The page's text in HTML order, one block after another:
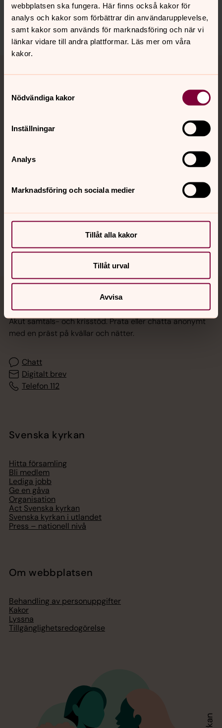
webbplatsen ska fungera. Här finns också kakor för
analys och kakor som förbättrar din användarupplevelse,
samt kakor som används för marknadsföring och när vi
länkar vidare till andra plattformar. Läs mer om våra
kakor.
Nödvändiga kakor
Inställningar
Analys
Marknadsföring och sociala medier
Tillåt alla kakor
Tillåt urval
Avvisa
backa.pastorat@svenskakyrkan.se
Dela
Tillbaka till toppen
Tillbaka till innehållet
Hitta snabbt
Sociala kanaler
Jourhavande präst
Akut samtals- och krisstöd. Prata eller chatta anonymt
med en präst på kvällar och nätter.
Chatt
Digitalt brev
Telefon 112
Svenska kyrkan
Hitta församling
Bli medlem
Lediga jobb
Ge en gåva
Organisation
Act Svenska kyrkan
Svenska kyrkan i utlandet
Press – nationell nivå
Om webbplatsen
Behandling av personuppgifter
Kakor
Lyssna
Tillgänglighetsredogörelse